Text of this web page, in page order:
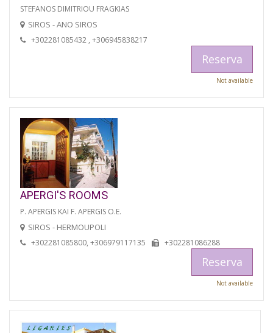
STEFANOS DIMITRIOU FRAGKIAS
SIROS - ANO SIROS
+302281085432 , +306945838217
Reserva
Not available
APERGI'S ROOMS
P. APERGIS KAI F. APERGIS O.E.
SIROS - HERMOUPOLI
+302281085800, +306979117135 +302281086288
Reserva
Not available